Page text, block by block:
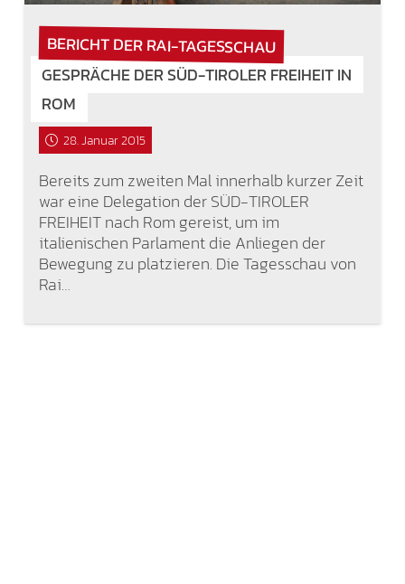
BERICHT DER RAI-TAGESSCHAU
GESPRÄCHE DER SÜD-TIROLER FREIHEIT IN
ROM
28. Januar 2015
Bereits zum zweiten Mal innerhalb kurzer Zeit
war eine Delegation der SÜD-TIROLER
FREIHEIT nach Rom gereist, um im
italienischen Parlament die Anliegen der
Bewegung zu platzieren. Die Tagesschau von
Rai…